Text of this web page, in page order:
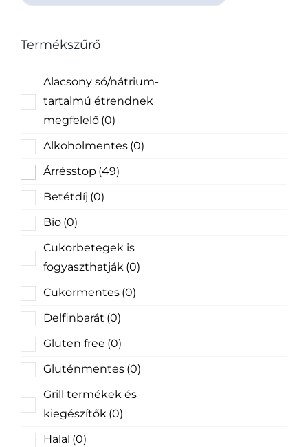
Termékszűrő
Alacsony só/nátrium-
tartalmú étrendnek
megfelelő (0)
Alkoholmentes (0)
Árrésstop (49)
Betétdíj (0)
Bio (0)
Cukorbetegek is
fogyaszthatják (0)
Cukormentes (0)
Delfinbarát (0)
Gluten free (0)
Gluténmentes (0)
Grill termékek és
kiegészítők (0)
Halal (0)